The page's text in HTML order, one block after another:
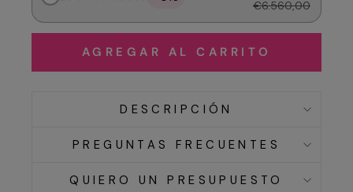
€6.560,00
AGREGAR AL CARRITO
DESCRIPCIÓN
PREGUNTAS FRECUENTES
QUIERO UN PRESUPUESTO